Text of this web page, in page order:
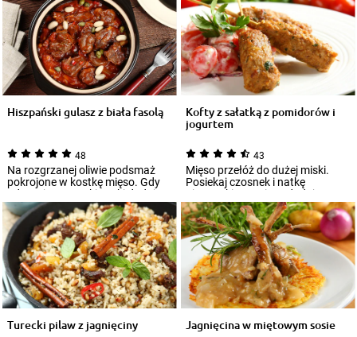
Hiszpański gulasz z biała fasolą
48
Na rozgrzanej oliwie podsmaż
pokrojone w kostkę mięso. Gdy
odparują wszystkie soki dodaj
przekroj...
Kofty z sałatką z pomidorów i
jogurtem
43
Mięso przełóż do dużej miski.
Posiekaj czosnek i natkę
pietruszki. Do mięsa dodaj
czosnek, kumin...
Turecki pilaw z jagnięciny Jagnięcina w miętowym sosie